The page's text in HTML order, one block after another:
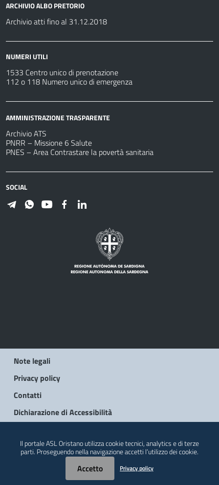
ARCHIVIO ALBO PRETORIO
Archivio atti fino al 31.12.2018
NUMERI UTILI
1533 Centro unico di prenotazione
112 o 118 Numero unico di emergenza
AMMINISTRAZIONE TRASPARENTE
Archivio ATS
PNRR – Missione 6 Salute
PNES – Area Contrastare la povertà sanitaria
SOCIAL
Note legali
Privacy policy
Contatti
Dichiarazione di Accessibilità
Il portale ASL Oristano utilizza cookie tecnici, analytics e di terze
parti. Proseguendo nella navigazione accetti l’utilizzo dei cookie.
Accetto Privacy policy